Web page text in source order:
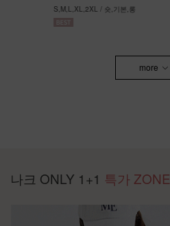
S,M,L,XL,2XL / 숏,기본,롱
more
나크 ONLY 1+1 특가 ZONE